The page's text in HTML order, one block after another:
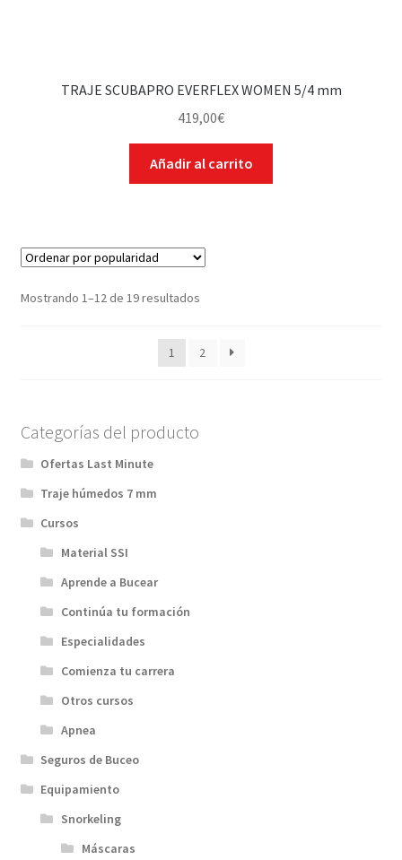
TRAJE SCUBAPRO EVERFLEX WOMEN 5/4 mm
419,00€
Añadir al carrito
Mostrando 1–12 de 19 resultados
1 2
Categorías del producto
Ofertas Last Minute
Traje húmedos 7 mm
Cursos
Material SSI
Aprende a Bucear
Continúa tu formación
Especialidades
Comienza tu carrera
Otros cursos
Apnea
Seguros de Buceo
Equipamiento
Snorkeling
Máscaras